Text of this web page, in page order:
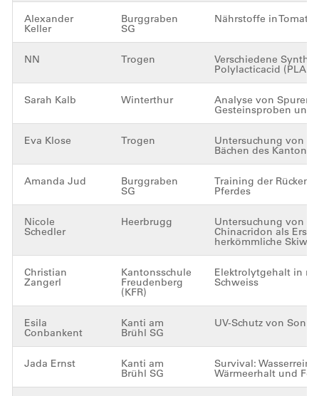
Alexander
Keller
Burggraben
SG
Nährstoffe in
NN Trogen Verschiedene
Polylacticacid (PLA)
Sarah Kalb Winterthur Analyse von
Gesteinsproben und
Eva Klose Trogen Untersuchung von
Bächen des Kantons
Amanda Jud Burggraben
SG
Training der
Pferdes
Nicole
Schedler
Heerbrugg Untersuchung von
Chinacridon als
herkömmliche
Christian
Zangerl
Kantonsschule
Freudenberg
(KFR)
Elektrolytgehalt in
Schweiss
Esila
Conbankent
Kanti am
Brühl SG
UV-Schutz von
Jada Ernst Kanti am
Brühl SG
Survival:
Wärmeerhalt und